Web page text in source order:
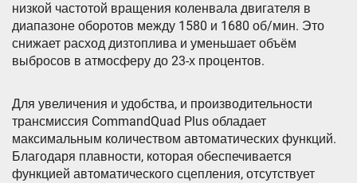
низкой частотой вращения коленвала двигателя в
диапазоне оборотов между 1580 и 1680 об/мин. Это
снижает расход дизтоплива и уменьшает объём
выбросов в атмосферу до 23-х процентов.
Для увеличения и удобства, и производительности
трансмиссия CommandQuad Plus обладает
максимальным количеством автоматических функций.
Благодаря плавности, которая обеспечивается
функцией автоматического сцепления, отсутствует